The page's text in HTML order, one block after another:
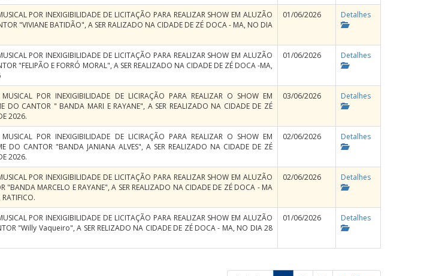
POR INEXIGIBILIDADE DE LICITAÇÃO PARA REALIZAR SHOW EM ALUZÃO
"VIVIANE BATIDÃO", A SER RALIZADO NA CIDADE DE ZÉ DOCA - MA, NO DIA
01/06/2026 Detalhes
POR INEXIGIBILIDADE DE LICITAÇÃO PARA REALIZAR SHOW EM ALUZÃO
"FELIPÃO E FORRÓ MORAL", A SER REALIZADO NA CIDADE DE ZÉ DOCA -MA,
01/06/2026 Detalhes
POR INEXIGIBILIDADE DE LICIRAÇÃO PARA REALIZAR O SHOW EM
DO CANTOR " BANDA MARI E RAYANE", A SER REALIZADO NA CIDADE DE ZÉ
2026.
03/06/2026 Detalhes
POR INEXIGIBILIDADE DE LICIRAÇÃO PARA REALIZAR O SHOW EM
DO CANTOR "BANDA JANIANA ALVES", A SER REALIZADO NA CIDADE DE ZÉ
2026.
02/06/2026 Detalhes
POR INEXIGIBILIDADE DE LICITAÇÃO PARA REALIZAR SHOW EM ALUZÃO
"BANDA MARCELO E RAYANE", A SER REALIZADO NA CIDADE DE ZÉ DOCA - MA
02/06/2026 Detalhes
POR INEXIGIBILIDADE DE LICITAÇÃO PARA REALIZAR SHOW EM ALUZÃO
"Willy Vaqueiro", A SER RELIZADO NA CIDADE DE ZÉ DOCA - MA, NO DIA 28
01/06/2026 Detalhes